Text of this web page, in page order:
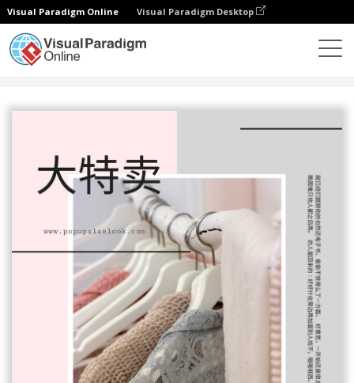
Visual Paradigm Online Visual Paradigm Desktop